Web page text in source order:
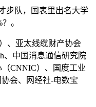
队，国表里出名大学
。
亚太线缆财产协会
、中国消息通信研究院
（CNNIC）、国度工业
会、网经社-电数宝